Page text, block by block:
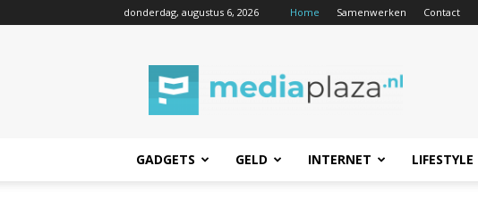
donderdag, augustus 6, 2026 Home Samenwerken Contact
GADGETS GELD INTERNET LIFESTYLE